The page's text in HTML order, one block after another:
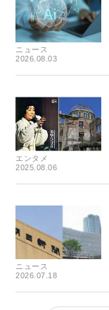
ニュース
2026.08.03
エンタメ
2025.08.06
ニュース
2026.07.18